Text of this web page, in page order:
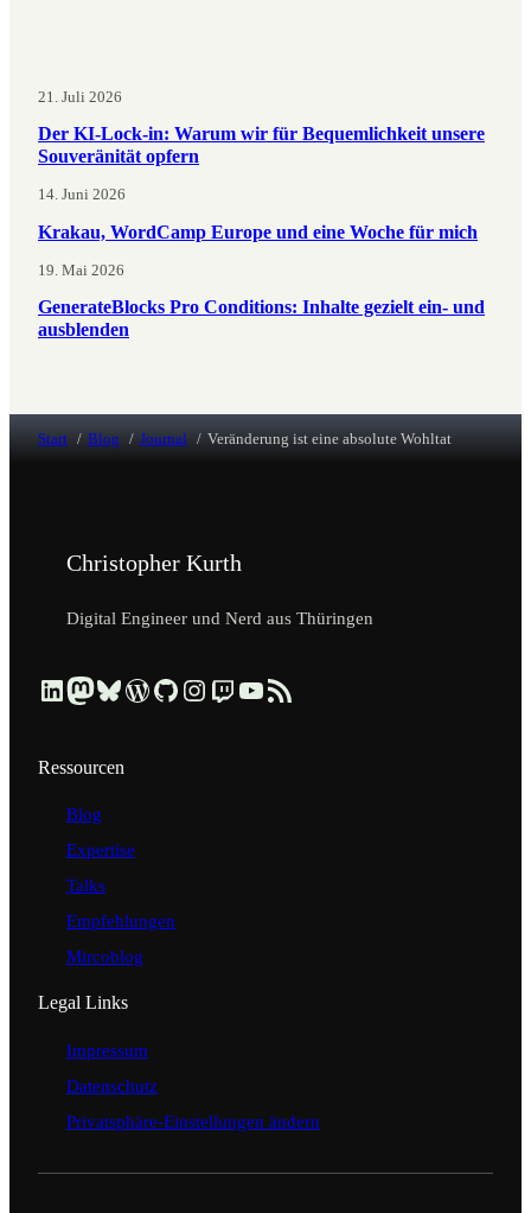
21. Juli 2026
Der KI-Lock-in: Warum wir für Bequemlichkeit unsere
Souveränität opfern
14. Juni 2026
Krakau, WordCamp Europe und eine Woche für mich
19. Mai 2026
GenerateBlocks Pro Conditions: Inhalte gezielt ein- und
ausblenden
Start Blog Journal Veränderung ist eine absolute Wohltat
Christopher Kurth
Digital Engineer und Nerd aus Thüringen
Beruflich über LinkedIn vernetzen Dezentral über Mastodon folgen Kurzmeldungen über Bluesky lesen Profil & Contributions auf WordPress.org ansehen Code & Repositories über GitHub erkunden Visuelle Einblicke über Instagram ansehen Streams & Tech-Talks über Twitch schauen Videos & Tutorials über YouTube ansehen Blog-Updates über RSS-Feed abonnieren
Ressourcen
Blog
Expertise
Talks
Empfehlungen
Mircoblog
Legal Links
Impressum
Datenschutz
Privatsphäre-Einstellungen ändern